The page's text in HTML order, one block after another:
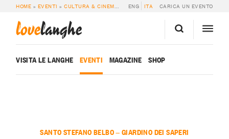
HOME » EVENTI »CULTURA & CINEMA » PAVESE FESTIVAL: GRAMMAMANTI
ENG ITA CARICA UN EVENTO
lovelanghe
VISITA LE LANGHE EVENTI MAGAZINE SHOP
SANTO STEFANO BELBO — GIARDINO DEI SAPERI